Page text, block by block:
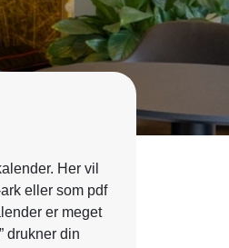
Her vil
eller som pdf
er meget
drukner din